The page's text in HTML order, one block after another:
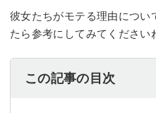
彼女たちがモテる理由につい
たら参考にしてみてくださ
この記事の目次